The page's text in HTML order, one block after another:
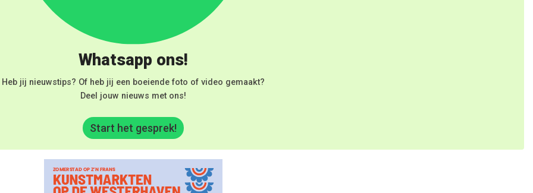
Whatsapp ons!
Heb jij nieuwstips? Of heb jij een boeiende foto of video gemaakt?
Deel jouw nieuws met ons!
Start het gesprek!